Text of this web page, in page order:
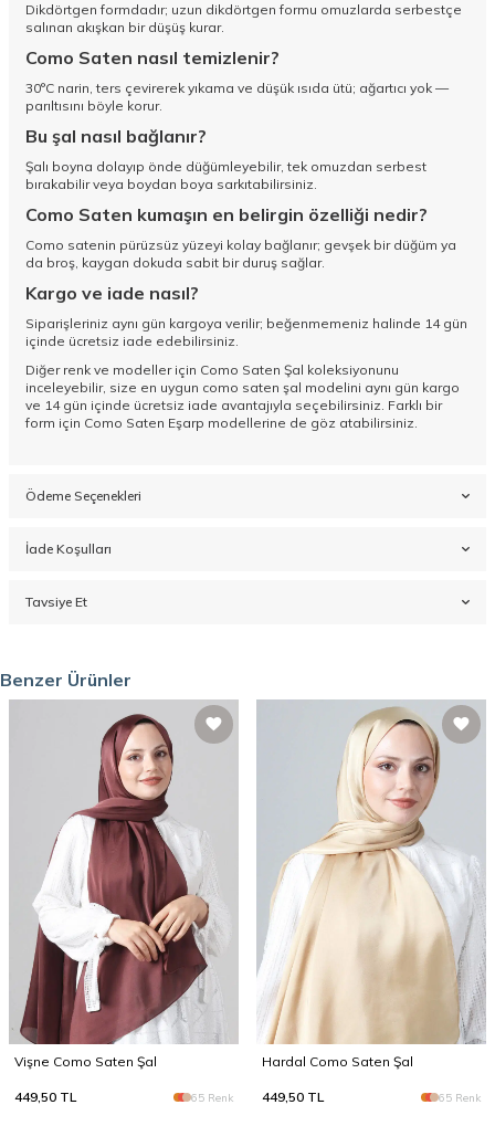
Dikdörtgen formdadır; uzun dikdörtgen formu omuzlarda serbestçe
salınan akışkan bir düşüş kurar.
Como Saten nasıl temizlenir?
30°C narin, ters çevirerek yıkama ve düşük ısıda ütü; ağartıcı yok —
parıltısını böyle korur.
Bu şal nasıl bağlanır?
Şalı boyna dolayıp önde düğümleyebilir, tek omuzdan serbest
bırakabilir veya boydan boya sarkıtabilirsiniz.
Como Saten kumaşın en belirgin özelliği nedir?
Como satenin pürüzsüz yüzeyi kolay bağlanır; gevşek bir düğüm ya
da broş, kaygan dokuda sabit bir duruş sağlar.
Kargo ve iade nasıl?
Siparişleriniz aynı gün kargoya verilir; beğenmemeniz halinde 14 gün
içinde ücretsiz iade edebilirsiniz.
Diğer renk ve modeller için Como Saten Şal koleksiyonunu
inceleyebilir, size en uygun como saten şal modelini aynı gün kargo
ve 14 gün içinde ücretsiz iade avantajıyla seçebilirsiniz. Farklı bir
form için Como Saten Eşarp modellerine de göz atabilirsiniz.
Ödeme Seçenekleri
İade Koşulları
Tavsiye Et
Benzer Ürünler
Vişne Como Saten Şal
449,50 TL 65 Renk
Hardal Como Saten Şal
449,50 TL 65 Renk